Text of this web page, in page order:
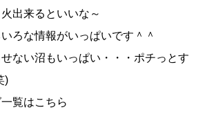
出来るといいな～
ろな情報がいっぱいです＾＾
ない沼もいっぱい・・・ポチっとす
)
覧はこちら